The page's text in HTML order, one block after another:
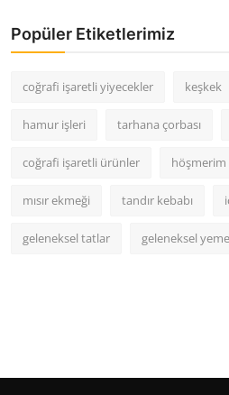
Popüler Etiketlerimiz
coğrafi işaretli yiyecekler keşkek
hamur işleri tarhana çorbası
coğrafi işaretli ürünler höşmerim
mısır ekmeği tandır kebabı
geleneksel tatlar geleneksel